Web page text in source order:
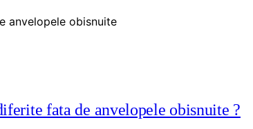
fata de anvelopele obisnuite ?